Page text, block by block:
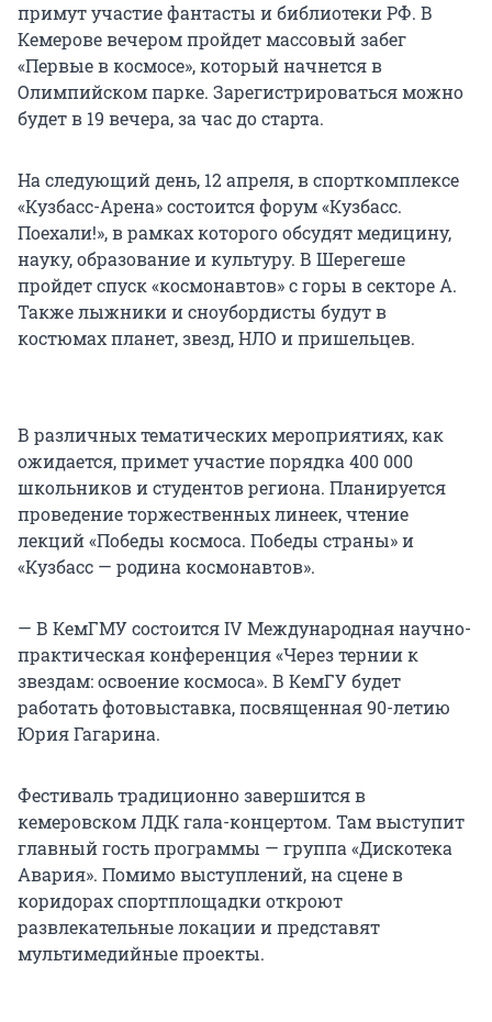
примут участие фантасты и библиотеки РФ. В
Кемерове вечером пройдет массовый забег
«Первые в космосе», который начнется в
Олимпийском парке. Зарегистрироваться можно
будет в 19 вечера, за час до старта.
На следующий день, 12 апреля, в спорткомплексе
«Кузбасс-Арена» состоится форум «Кузбасс.
Поехали!», в рамках которого обсудят медицину,
науку, образование и культуру. В Шерегеше
пройдет спуск «космонавтов» с горы в секторе А.
Также лыжники и сноубордисты будут в
костюмах планет, звезд, НЛО и пришельцев.
В различных тематических мероприятиях, как
ожидается, примет участие порядка 400 000
школьников и студентов региона. Планируется
проведение торжественных линеек, чтение
лекций «Победы космоса. Победы страны» и
«Кузбасс — родина космонавтов».
— В КемГМУ состоится IV Международная научно-
практическая конференция «Через тернии к
звездам: освоение космоса». В КемГУ будет
работать фотовыставка, посвященная 90-летию
Юрия Гагарина.
Фестиваль традиционно завершится в
кемеровском ЛДК гала-концертом. Там выступит
главный гость программы — группа «Дискотека
Авария». Помимо выступлений, на сцене в
коридорах спортплощадки откроют
развлекательные локации и представят
мультимедийные проекты.